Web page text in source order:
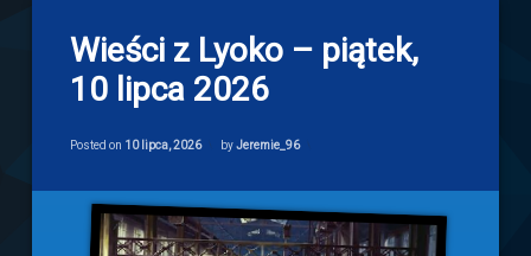
Wieści z Lyoko – piątek,
10 lipca 2026
Posted on 10 lipca, 2026 byJeremie_96
komentarze
do
Wieści
–
lipca
2026